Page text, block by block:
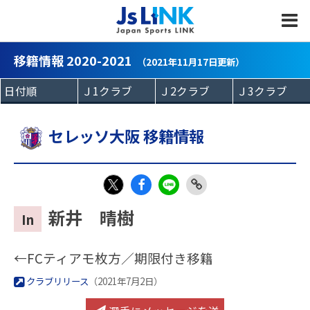
移籍情報 2020-2021 （2021年11月17日更新）
セレッソ大阪 移籍情報
X
Fac
k
In 新井 晴樹
←FCティアモ枚方／期限付き移籍
クラブリリース （2021年7月2日）